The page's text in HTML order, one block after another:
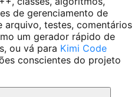
de gerenciamento de
arquivo, testes, comentários
um gerador rápido de
ou vá para Kimi Code
conscientes do projeto